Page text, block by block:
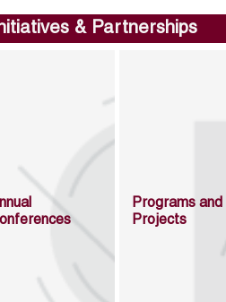
& Partnerships
Programs and
Projects